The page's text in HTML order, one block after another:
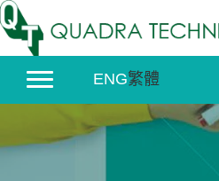
Skip
to
content
ENG繁體